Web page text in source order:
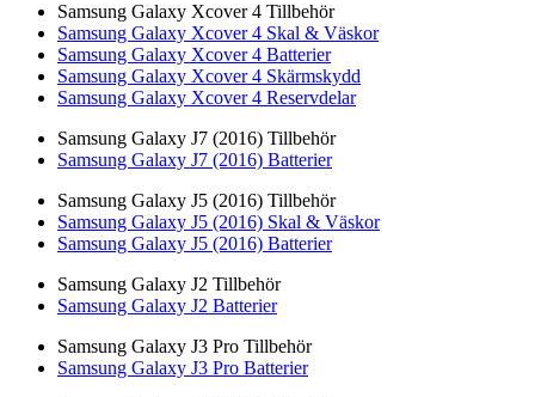
Samsung Galaxy Xcover 4 Tillbehör
Samsung Galaxy Xcover 4 Skal & Väskor
Samsung Galaxy Xcover 4 Batterier
Samsung Galaxy Xcover 4 Skärmskydd
Samsung Galaxy Xcover 4 Reservdelar
Samsung Galaxy J7 (2016) Tillbehör
Samsung Galaxy J7 (2016) Batterier
Samsung Galaxy J5 (2016) Tillbehör
Samsung Galaxy J5 (2016) Skal & Väskor
Samsung Galaxy J5 (2016) Batterier
Samsung Galaxy J2 Tillbehör
Samsung Galaxy J2 Batterier
Samsung Galaxy J3 Pro Tillbehör
Samsung Galaxy J3 Pro Batterier